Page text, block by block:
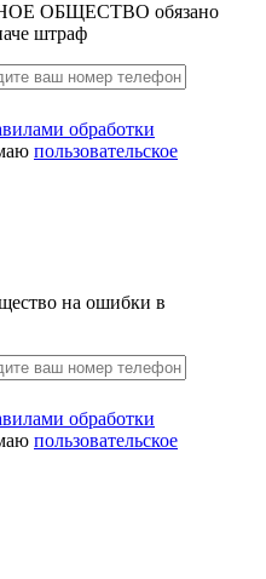
ОБЩЕСТВО обязано
штраф
обработки
пользовательское
на ошибки в
обработки
пользовательское